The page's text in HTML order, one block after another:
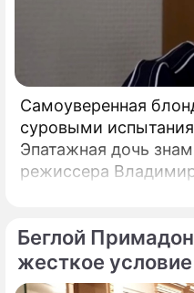
Самоуверенная
суровыми
Эпатажная дочь
режиссера
ярко и без купюр
Беглой
жесткое